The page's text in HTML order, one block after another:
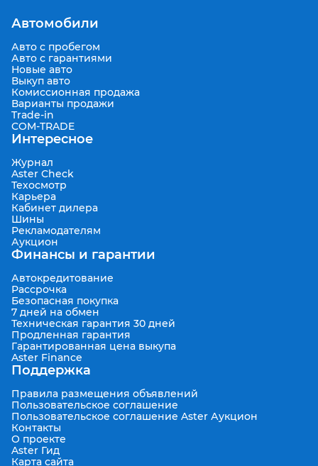
Автомобили
Авто с пробегом
Авто с гарантиями
Новые авто
Выкуп авто
Комиссионная продажа
Варианты продажи
Trade-in
COM-TRADE
Интересное
Журнал
Aster Check
Техосмотр
Карьера
Кабинет дилера
Шины
Рекламодателям
Аукцион
Финансы и гарантии
Автокредитование
Рассрочка
Безопасная покупка
7 дней на обмен
Техническая гарантия 30 дней
Продленная гарантия
Гарантированная цена выкупа
Aster Finance
Поддержка
Правила размещения объявлений
Пользовательское соглашение
Пользовательское соглашение Aster Аукцион
Контакты
О проекте
Aster Гид
Карта сайта